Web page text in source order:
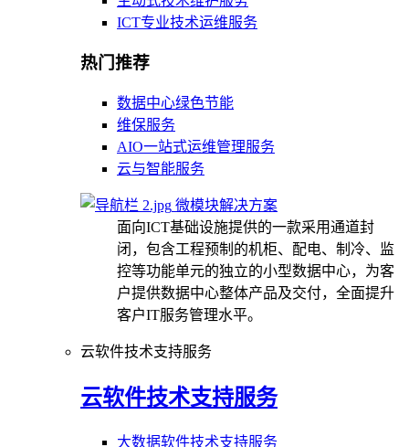
ICT专业技术运维服务
热门推荐
数据中心绿色节能
维保服务
AIO一站式运维管理服务
云与智能服务
微模块解决方案
面向ICT基础设施提供的一款采用通道封
闭，包含工程预制的机柜、配电、制冷、监
控等功能单元的独立的小型数据中心，为客
户提供数据中心整体产品及交付，全面提升
客户IT服务管理水平。
云软件技术支持服务
云软件技术支持服务
大数据软件技术支持服务